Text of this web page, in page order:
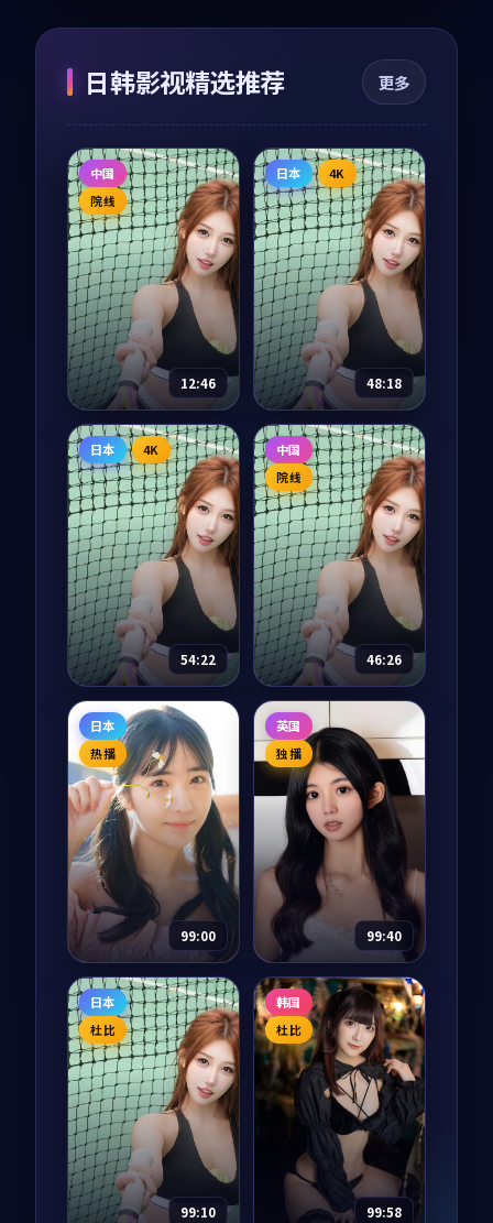
日韩影视精选推荐 更多
中国
院线
12:46
我们的丝绸之路
纪录片 2025
主演：任达华、陈坤
从长安到撒马尔罕、
从骆驼到中欧班列，
十二集纪录片把两千
年的丝绸之路重新走
了一遍。每一集都从
一件文物开始，回到
正在重新连接的当
下。
69,239 9.0 剧情
日本 4K
48:18
海风从南来
电视剧 2025
主演：长泽雅美、阿
部宽 等
冲绳石垣岛的潜水教
练志保收到一份来自
神户的旧明信片，落
款人正是十二年前在
岛上失踪的初恋。一
封封慢慢寄到的明信
片，把太平洋的风温
柔地吹回岸边。
85,811 8.7 爱情
日本 4K
54:22
银河奇旅
动漫 2025
主演：神谷浩史、花
泽香菜 等
宇宙历 273 年，地球
少年宿星因为一次实
验事故意外被传送到
银河系另一端，他需
要在 365 天内集齐七
块碎片回到地球。每
一站他都遇到了一个
本不该...
63,395 8.7 科幻
中国
院线
46:26
千里江山图
电视剧 2025
主演：张译、王凯 等
1936 年从上海到延安
的「千里护图」秘密
任务中，三个本毫不
相干的男女肩负把一
卷珍贵山河图安全送
达的责任。一路上每
一寸山河，都是被付
出过代价的故...
87,759 战争
日本
热播
99:00
终局追凶·纪念
版电视剧 2017
主演：木村拓哉、易
烊千玺 等
终局追凶·纪念版是
一部以冒险为核心的
影视作品，围绕危
机、反转与人物成长
展开，整体节奏紧
凑，值得推荐观看。
76,618 9.5 冒险
英国
独播
99:40
天际指令·纪念
版电影 2022
主演：雷佳音、章子
怡 等
天际指令·纪念版是
一部以爱情为核心的
影视作品，围绕危
机、反转与人物成长
展开，整体节奏紧
凑，值得推荐观看。
75,982 9.5 爱情
日本
杜比
99:10
韩国
杜比
99:58